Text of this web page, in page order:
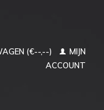
(€--,--)
MIJN
ACCOUNT